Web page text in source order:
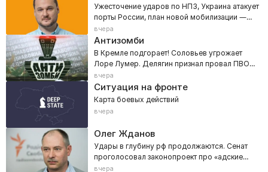
Ужесточение ударов по НПЗ, Украина атакует
порты России, план новой мобилизации —
800 тысяч
вчера
Антизомби
В Кремле подгорает! Соловьев угрожает
Лоре Лумер. Делягин признал провал ПВО
РФ
вчера
Ситуация на фронте
Карта боевых действий
вчера
Олег Жданов
Удары в глубину рф продолжаются. Сенат
проголосовал законопроект про «адские
санкции»
вчера